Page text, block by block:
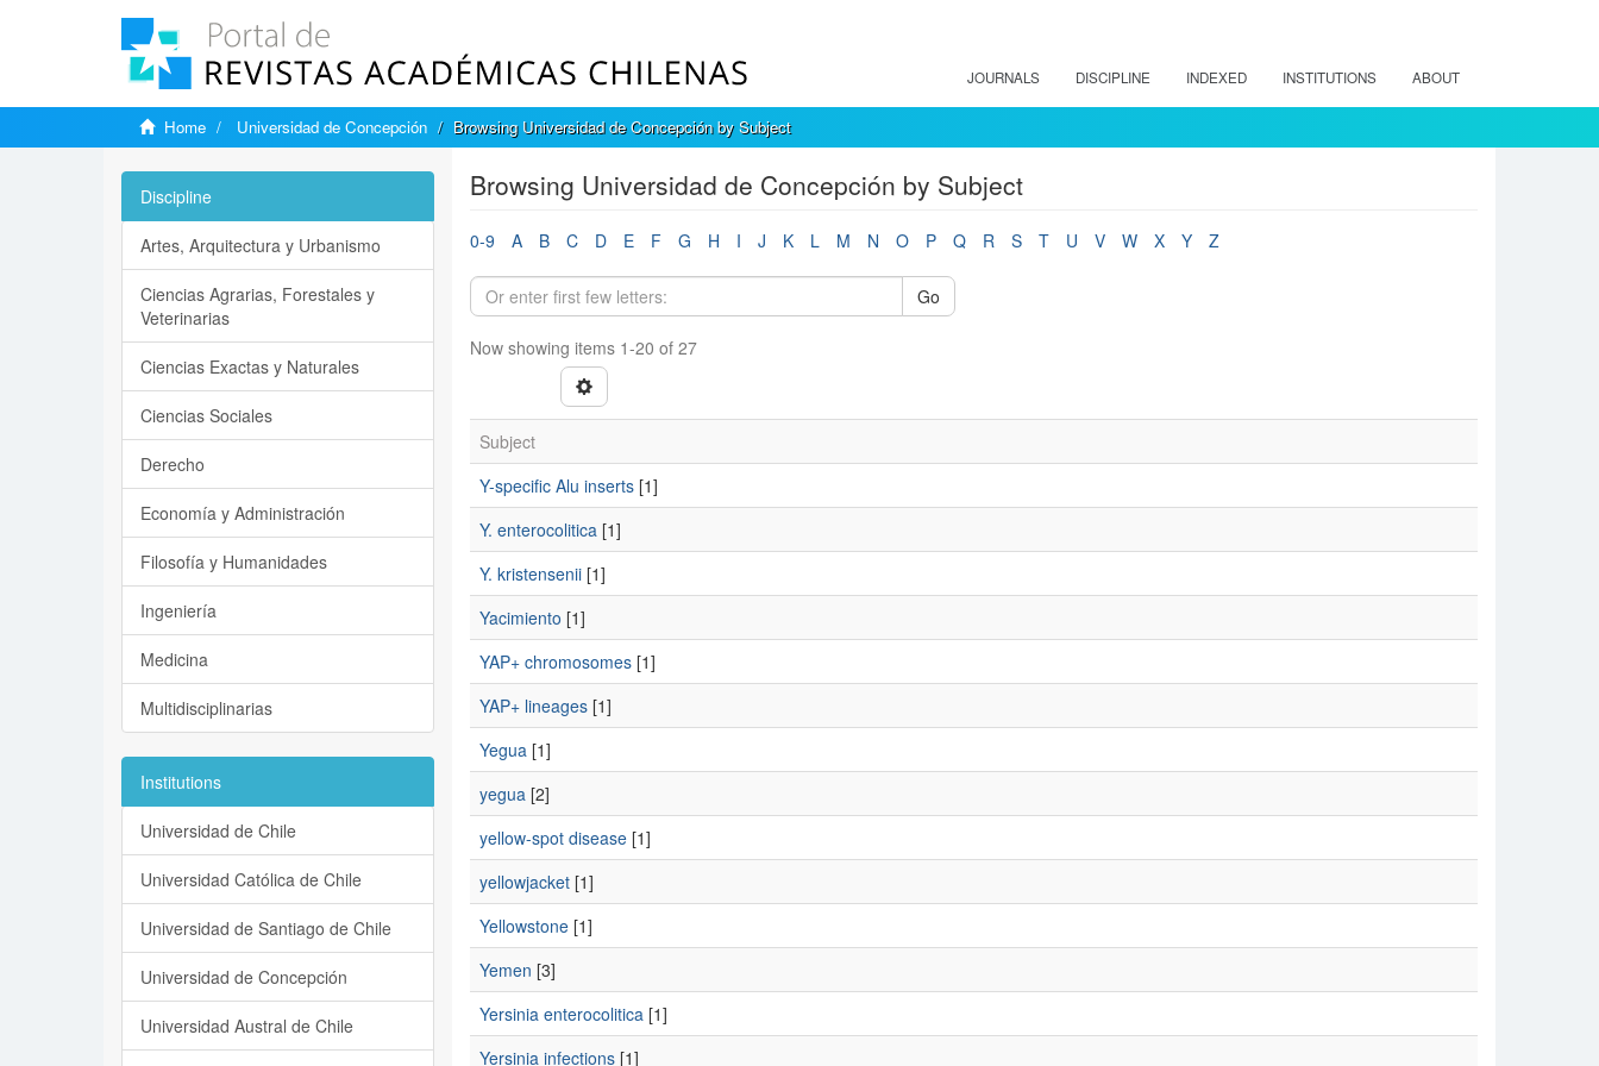
JOURNALS DISCIPLINE INDEXED INSTITUTIONS ABOUT
Home Universidad de Concepción Browsing Universidad de Concepción by Subject
Browsing Universidad de Concepción by Subject
0-9 A B C D E F G H I J K L M N O P Q R S T U V W X Y Z
Go
Now showing items 1-20 of 27
Subject
Y-specific Alu inserts[1]
Y. enterocolitica[1]
Y. kristensenii[1]
Yacimiento [1]
YAP+ chromosomes[1]
YAP+ lineages[1]
Yegua[1]
yegua[2]
yellow-spot disease[1]
yellowjacket[1]
Yellowstone[1]
Yemen [3]
Yersinia enterocolitica[1]
Yersinia infections[1]
Discipline
Artes, Arquitectura y Urbanismo
Ciencias Agrarias, Forestales y
Veterinarias
Ciencias Exactas y Naturales
Ciencias Sociales
Derecho
Economía y Administración
Filosofía y Humanidades
Ingeniería
Medicina
Multidisciplinarias
Institutions
Universidad de Chile
Universidad Católica de Chile
Universidad de Santiago de Chile
Universidad de Concepción
Universidad Austral de Chile